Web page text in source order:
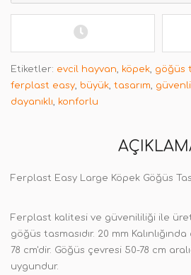
Etiketler: evcil hayvan, köpek, göğüs
ferplast easy, büyük, tasarım, güvenli
dayanıklı, konforlu
Ferplast Easy Large Köpek Göğüs
Ferplast kalitesi ve güvenililiği ile
göğüs tasmasıdır. 20 mm
78 cm'dir. Göğüs çevresi 50-78 cm
uygundur.